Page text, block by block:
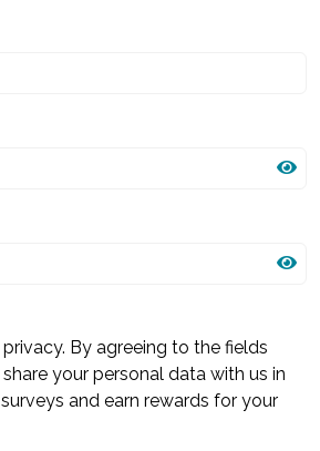
By agreeing to the fields
your personal data with us in
and earn rewards for your